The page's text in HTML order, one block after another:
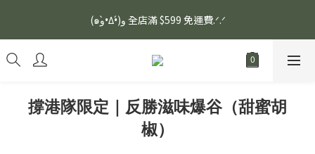
安眠熟睡、穩定血壓、瞓醒精神更集中🌿ASONE GABA TEA 如一
舒眠茶（15入）｜優質養生高山茶
(๑و•̀Δ•́)و 全店滿 $599 免運費.ᐟ.ᐟ
安眠熟睡、穩定血壓、瞓醒精神更集中🌿ASONE GABA TEA 如一
舒眠茶（15入）｜優質養生高山茶
撐港隊限定｜反勝滋味爆谷（甜蜜胡
椒）